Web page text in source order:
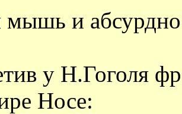
мышь и
у Н.Гоголя
Носе: